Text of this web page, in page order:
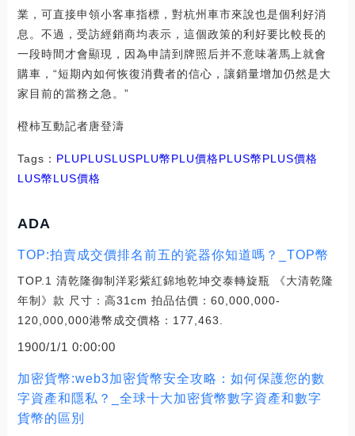
業，可直接申領小客車指標，對杭州車市來說也是個利好消
息。不過，受訪經銷商均表示，這個政策的利好要比較長的
一段時間才會顯現，因為申請到牌照后并不意味著馬上就會
購車，“短期內如何恢復消費者的信心，讓銷量增加仍然是大
家目前的當務之急。”
橙柿互動記者唐登濤
Tags： PLUPLUSLUSPLU幣PLU價格PLUS幣PLUS價格
LUS幣LUS價格
ADA
TOP:拍賣成交價排名前五的瓷器你知道嗎？_TOP幣
TOP.1 清乾隆御制洋彩紫紅錦地乾坤交泰轉旋瓶 《大清乾隆
年制》款 尺寸：高31cm 拍品估價：60,000,000-
120,000,000港幣成交價格：177,463.
1900/1/1 0:00:00
加密貨幣:web3加密貨幣安全攻略：如何保護您的數
字資產和隱私？_全球十大加密貨幣數字資產和數字
貨幣的區別